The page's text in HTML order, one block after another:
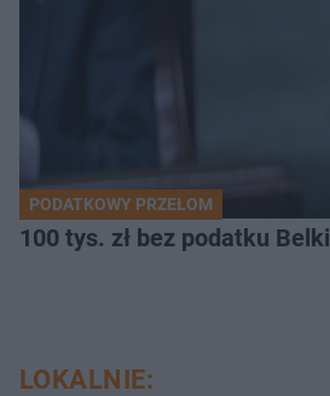
PODATKOWY PRZEŁOM
100 tys. zł bez podatku
LOKALNIE: